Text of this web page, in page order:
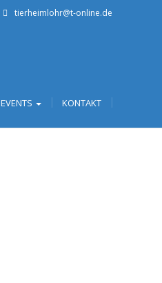
tierheimlohr@t-online.de
EVENTS KONTAKT